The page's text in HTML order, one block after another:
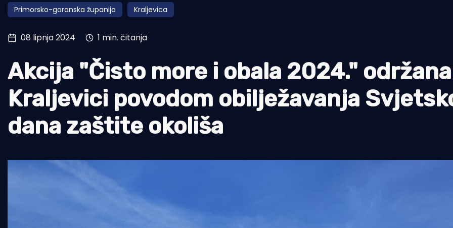
Pomorstvo
Ribolov
Tradicija i kultura
Primorsko-goranska županija Kraljevica
08 lipnja 2024 1 min. čitanja
Akcija "Čisto more i obala 2024."
Kraljevici povodom obilježavanja
dana zaštite okoliša